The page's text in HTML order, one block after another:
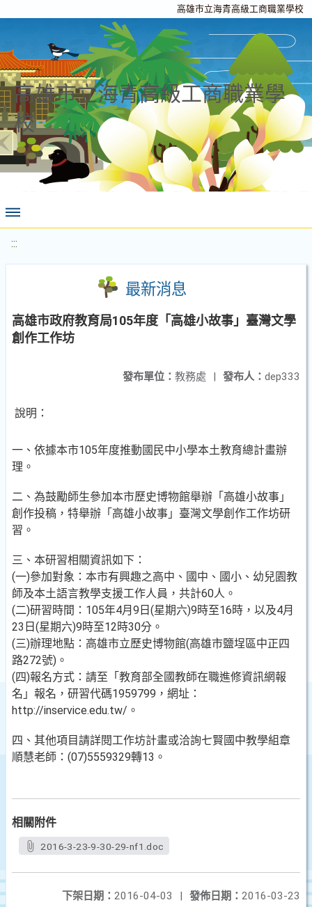
高雄市立海青高級工商職業學校
高雄市立海青高級工商職業學
校
:::
最新消息
高雄市政府教育局105年度「高雄小故事」臺灣文學
創作工作坊
發布人： dep333
發布單位： 教務處 |
說明：
一、依據本市105年度推動國民中小學本土教育總計畫辦
理。
二、為鼓勵師生參加本市歷史博物館舉辦「高雄小故事」
創作投稿，特舉辦「高雄小故事」臺灣文學創作工作坊研
習。
三、本研習相關資訊如下：
(一)參加對象：本市有興趣之高中、國中、國小、幼兒園教
師及本土語言教學支援工作人員，共計60人。
(二)研習時間：105年4月9日(星期六)9時至16時，以及4月
23日(星期六)9時至12時30分。
(三)辦理地點：高雄市立歷史博物館(高雄市鹽埕區中正四
路272號)。
(四)報名方式：請至「教育部全國教師在職進修資訊網報
名」報名，研習代碼1959799，網址：
http://inservice.edu.tw/。
四、其他項目請詳閱工作坊計畫或洽詢七賢國中教學組章
順慧老師：(07)5559329轉13。
相關附件
2016-3-23-9-30-29-nf1.doc
發佈日期： 2016-03-23
下架日期： 2016-04-03
|